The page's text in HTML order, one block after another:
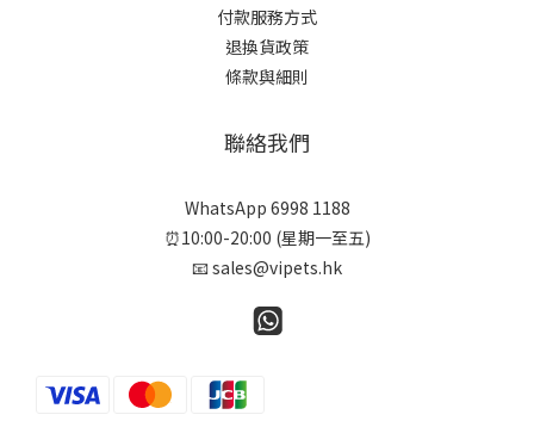
付款服務方式
退換貨政策
條款與細則
聯絡我們
WhatsApp 6998 1188
⏰10:00-20:00 (星期一至五)
📧 sales@vipets.hk